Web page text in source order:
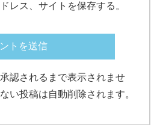
レス、サイトを保存する。
認されるまで表示されませ
い投稿は自動削除されます。